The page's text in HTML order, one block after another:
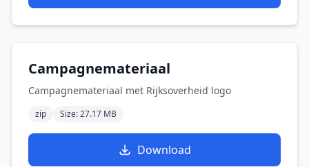
Campagnemateriaal
Campagnemateriaal met Rijksoverheid logo
zip Size: 27.17 MB
Download